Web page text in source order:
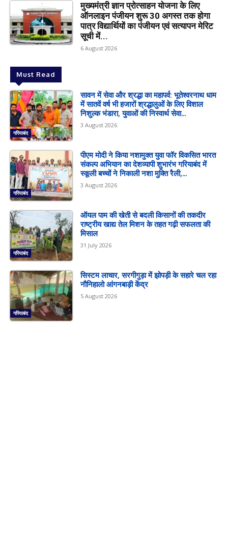
मुख्यमंत्री ज्ञान प्रोत्साहन योजना के लिए
ऑनलाइन पंजीयन शुरू 30 अगस्त तक होगा
पात्र विद्यार्थियों का पंजीयन एवं सत्यापन मेरिट
सूची में...
6 August 2026
Must Read
गरियाबंद
सावन में सेवा और श्रद्धा का महापर्व: भूतेश्वरनाथ धाम
में सातवें वर्ष भी हजारों श्रद्धालुओं के लिए विशाल
निशुल्क भंडारा, युवाओं की निस्वार्थ सेवा...
3 August 2026
गरियाबंद
पीएम मोदी ने किया नशामुक्त युवा फॉर विकसित भारत
संकल्प अभियान का देशव्यापी शुभारंभ गरियाबंद में
स्कूली बच्चों ने निकाली नशा मुक्ति रैली,...
3 August 2026
गरियाबंद
ऑयल पाम की खेती से बदली किसानों की तकदीर
राष्ट्रीय खाद्य तेल मिशन के तहत गढ़ी सफलता की
मिसाल
31 July 2026
गरियाबंद
सिस्टम लाचार, सरगीगुड़ा में झोपड़ी के सहारे चल रहा
नौनिहालो आंगनबाड़ी केंद्र
5 August 2026